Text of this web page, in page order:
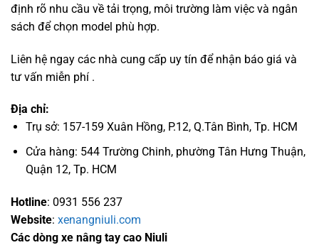
định rõ nhu cầu về tải trọng, môi trường làm việc và ngân
sách để chọn model phù hợp.
Liên hệ ngay các nhà cung cấp uy tín để nhận báo giá và
tư vấn miễn phí .
Địa chỉ:
Trụ sở: 157-159 Xuân Hồng, P.12, Q.Tân Bình, Tp. HCM
Cửa hàng: 544 Trường Chinh, phường Tân Hưng Thuận,
Quận 12, Tp. HCM
Hotline: 0931 556 237
Website: xenangniuli.com
Các dòng xe nâng tay cao Niuli